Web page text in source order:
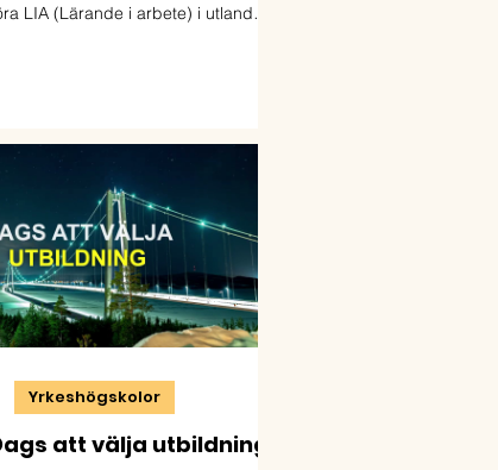
LIA (Lärande i arbete) i utlandet
att välja utbildning
Yrkeshögskolor